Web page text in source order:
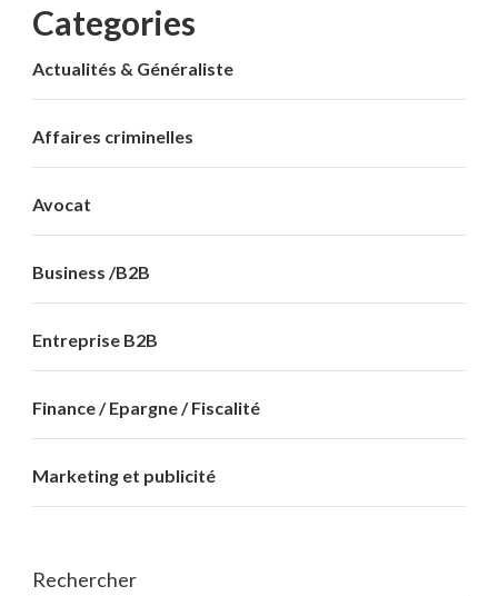
Categories
Actualités & Généraliste
Affaires criminelles
Avocat
Business /B2B
Entreprise B2B
Finance / Epargne / Fiscalité
Marketing et publicité
Rechercher